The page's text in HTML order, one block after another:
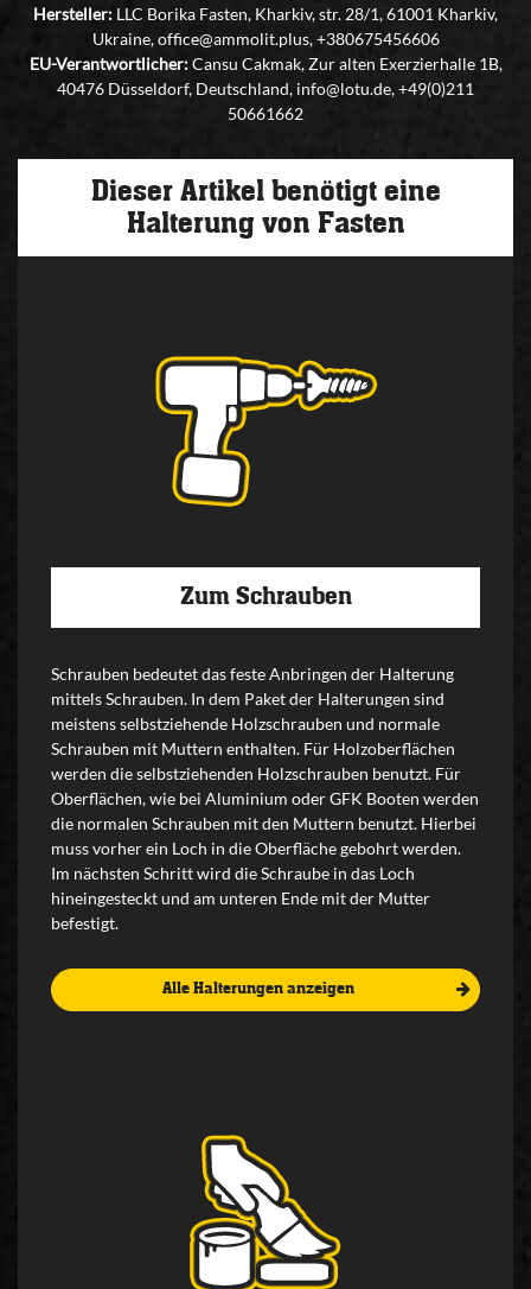
Hersteller: LLC Borika Fasten, Kharkiv, str. 28/1, 61001 Kharkiv,
Ukraine, office@ammolit.plus, +380675456606
EU-Verantwortlicher:Cansu Cakmak, Zur alten Exerzierhalle 1B,
40476 Düsseldorf, Deutschland, info@lotu.de, +49(0)211
50661662
Dieser Artikel benötigt eine
Halterung von Fasten
Zum Schrauben
Schrauben bedeutet das feste Anbringen der Halterung
mittels Schrauben. In dem Paket der Halterungen sind
meistens selbstziehende Holzschrauben und normale
Schrauben mit Muttern enthalten. Für Holzoberflächen
werden die selbstziehenden Holzschrauben benutzt. Für
Oberflächen, wie bei Aluminium oder GFK Booten werden
die normalen Schrauben mit den Muttern benutzt. Hierbei
muss vorher ein Loch in die Oberfläche gebohrt werden.
Im nächsten Schritt wird die Schraube in das Loch
hineingesteckt und am unteren Ende mit der Mutter
befestigt.
Alle Halterungen anzeigen